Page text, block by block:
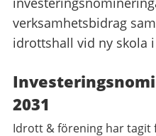
verksamhetsbidrag
idrottshall vid ny skola
2031
Idrott & förening har tagit